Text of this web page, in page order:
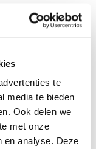
te
media te bieden
Ook delen we
met onze
en analyse. Deze
dat de
en
Odijk: ‘Geef